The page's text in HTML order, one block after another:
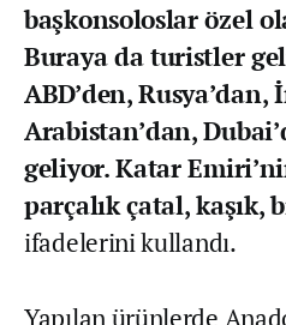
başkonsoloslar özel
Buraya da turistler
ABD’den, Rusya’dan,
Arabistan’dan,
geliyor. Katar
parçalık çatal, kaşık,
ifadelerini kullandı.
Yapılan ürünlerde